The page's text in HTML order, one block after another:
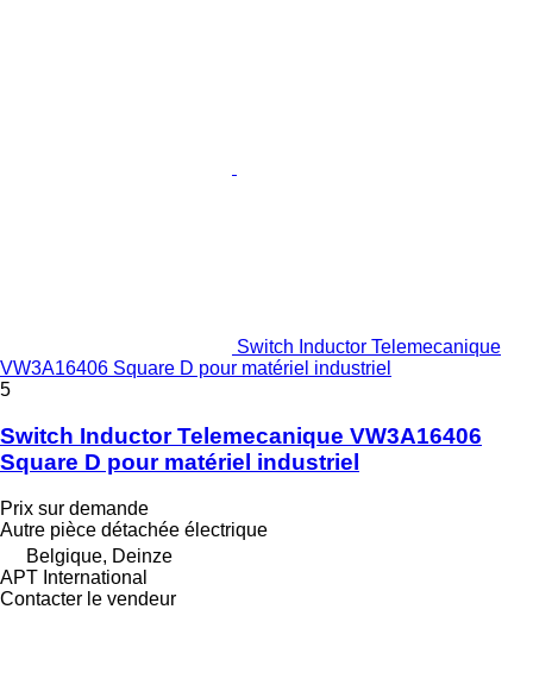
Switch Inductor Telemecanique
VW3A16406 Square D pour matériel industriel
5
Switch Inductor Telemecanique VW3A16406
Square D pour matériel industriel
Prix sur demande
Autre pièce détachée électrique
Belgique, Deinze
APT International
Contacter le vendeur